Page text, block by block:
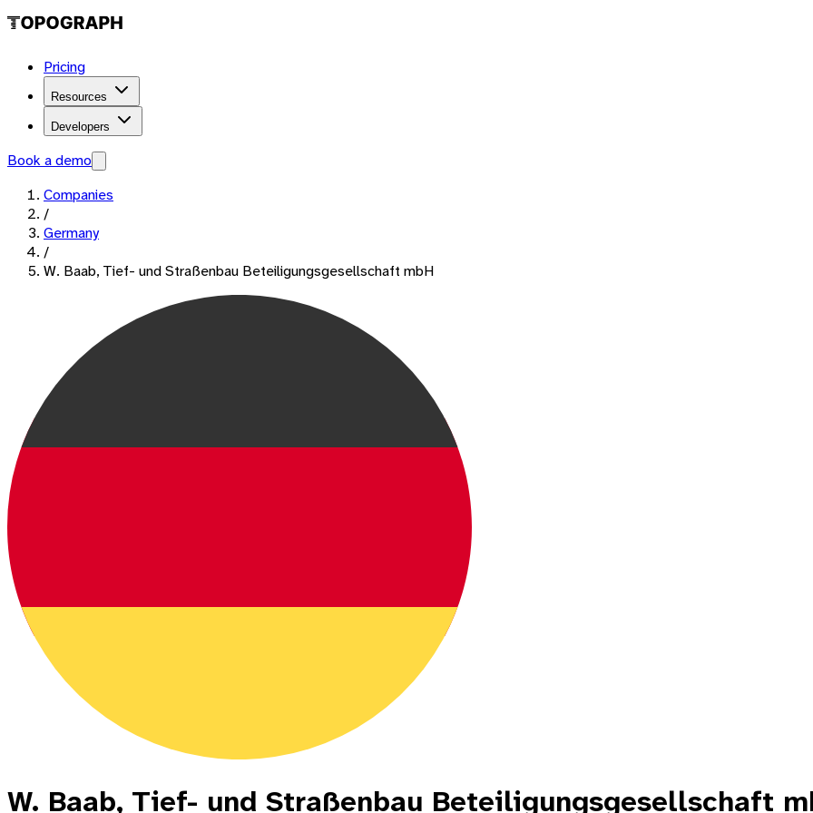
Pricing
Resources
Developers
Book a demo
Companies
/
Germany
/
W. Baab, Tief- und Straßenbau Beteiligungsgesellschaft mbH
W. Baab, Tief- und Straßenbau Beteiligungsgesellschaft